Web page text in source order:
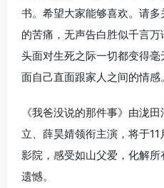
书。希望大家能够喜欢。请多
的苦痛，无声告白胜似千言
头面对生死之际一切都变得
面自己直面跟家人之间的情感。
《我爸没说的那件事》由泷
立、薛昊婧领衔主演，将于
影院，感受如山父爱，化解
遗憾。